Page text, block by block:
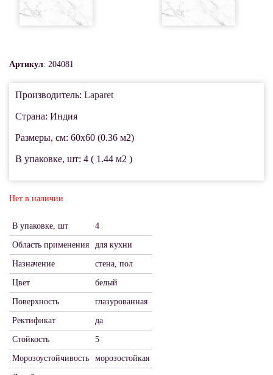
Артикул: 204081
Производитель: Laparet
Страна: Индия
Размеры, см: 60x60 (0.36 м2)
В упаковке, шт: 4 ( 1.44 м2 )
Нет в наличии
В упаковке, шт 4
Область применения для кухни
Назначение стена, пол
Цвет белый
Поверхность глазурованная
Ректификат да
Стойкость 5
Морозоустойчивость морозостойкая